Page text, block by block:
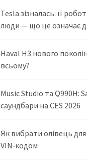
Tesla зізналась: її
люди — що це означає
Haval H3 нового
всьому?
Music Studio та Q990H:
саундбари на CES 2026
Як вибрати олівець
VIN‑кодом